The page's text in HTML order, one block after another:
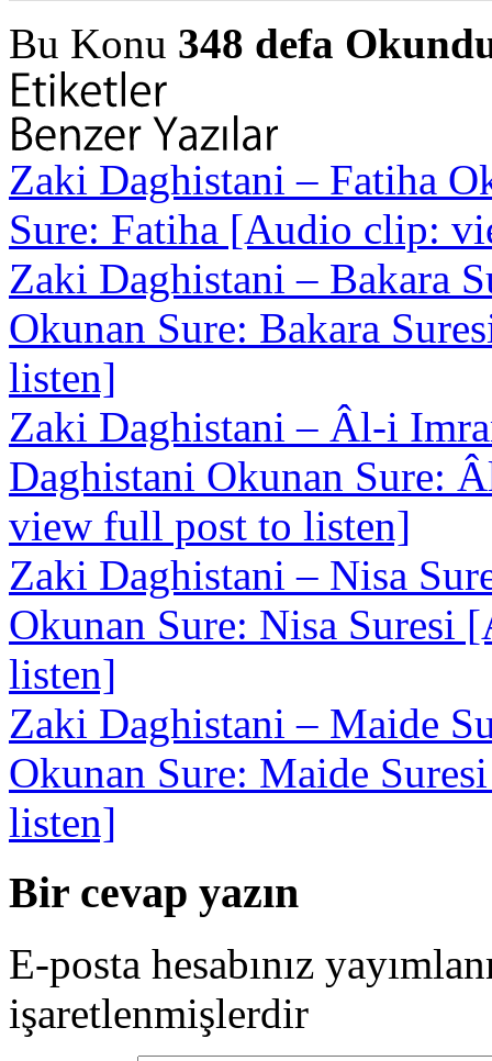
Bu Konu 348 defa
Zaki Daghistani – Fatiha
Sure: Fatiha [Audio clip:
Zaki Daghistani – Bakara
Okunan Sure: Bakara
listen]
Zaki Daghistani – Âl-i
Daghistani Okunan Sure:
view full post to listen]
Zaki Daghistani – Nisa
Okunan Sure: Nisa
listen]
Zaki Daghistani – Maide
Okunan Sure: Maide
listen]
Bir cevap yazın
E-posta hesabınız
işaretlenmişlerdir